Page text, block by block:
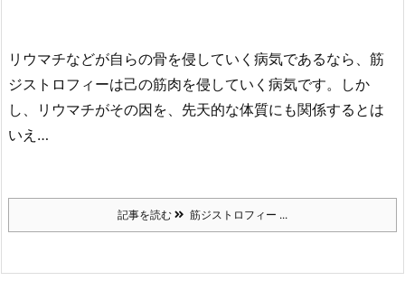
リウマチなどが自らの骨を侵していく病気であるなら、筋
ジストロフィーは己の筋肉を侵していく病気です。しか
し、リウマチがその因を、先天的な体質にも関係するとは
いえ…
記事を読む 筋ジストロフィー ...